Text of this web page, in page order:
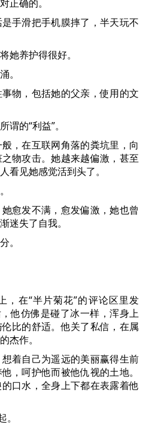
正确的。
手滑把手机膜摔了，半天玩不
她养护得很好。
。
物，包括她的父亲，使用的文
的“利益”。
，在互联网角落的粪坑里，向
物攻击。她越来越偏激，甚至
看见她感觉活到头了。
愈发不满，愈发偏激，她也曾
迷失了自我。
。
，在“半片菊花”的评论区里发
他仿佛是碰了冰一样，浑身上
比的舒适。他关了私信，在属
杰作。
着自己为遥远的美丽赢得生前
，呵护他而被他仇视的土地。
口水，全身上下都在表露着他